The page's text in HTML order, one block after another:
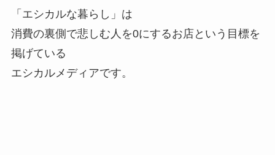
「エシカルな暮らし」は
消費の裏側で悲しむ人を0にするお店という目標を
掲げている
エシカルメディアです。